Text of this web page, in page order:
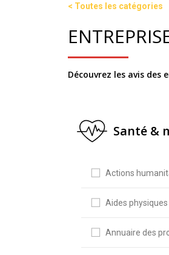
< Toutes les catégories
Découvrez les avis des
Santé &
Actions
Aides physiques
Annuaire des